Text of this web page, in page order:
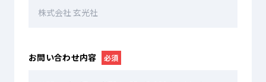
お問い合わせ内容 必須